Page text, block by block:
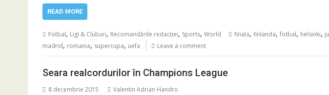
READ MORE
Fotbal, Ligi & Cluburi, Recomandările redacției, Sports, World finala, finlanda, fotbal, helsinki,
madrid, romania, supercupa, uefa Leave a comment
Seara realcordurilor în Champions League
8 decembrie 2015 Valentin Adrian Handro